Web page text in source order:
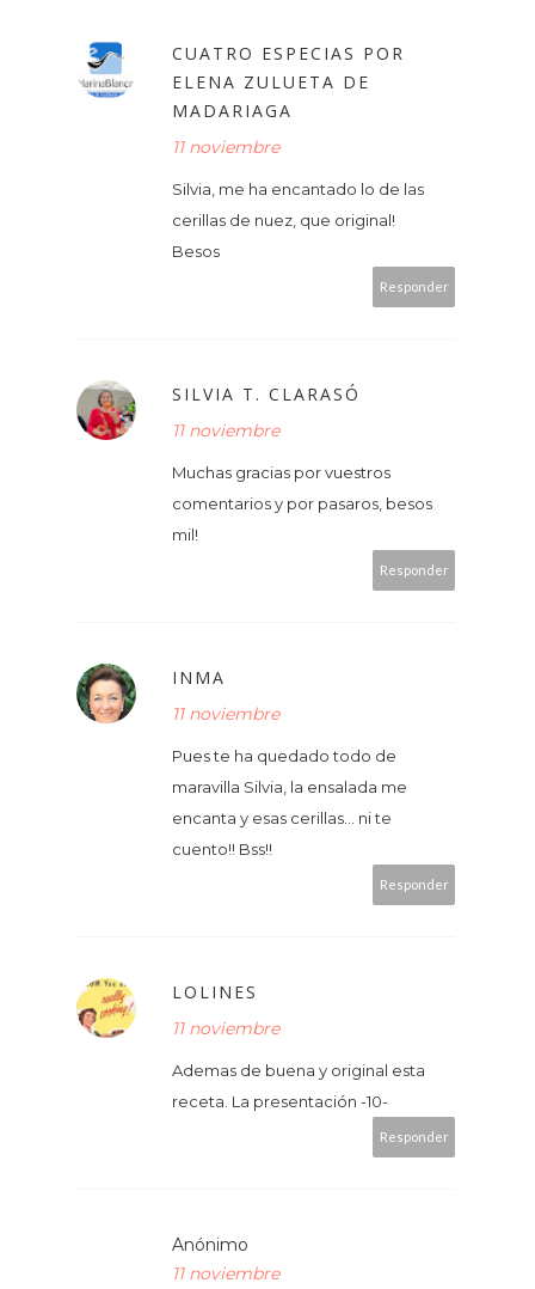
CUATRO ESPECIAS POR
ELENA ZULUETA DE
MADARIAGA
11 noviembre
Silvia, me ha encantado lo de las
cerillas de nuez, que original!
Besos
Responder
SILVIA T. CLARASÓ
11 noviembre
Muchas gracias por vuestros
comentarios y por pasaros, besos
mil!
Responder
INMA
11 noviembre
Pues te ha quedado todo de
maravilla Silvia, la ensalada me
encanta y esas cerillas... ni te
cuento!! Bss!!
Responder
LOLINES
11 noviembre
Ademas de buena y original esta
receta. La presentación -10-
Responder
Anónimo
11 noviembre